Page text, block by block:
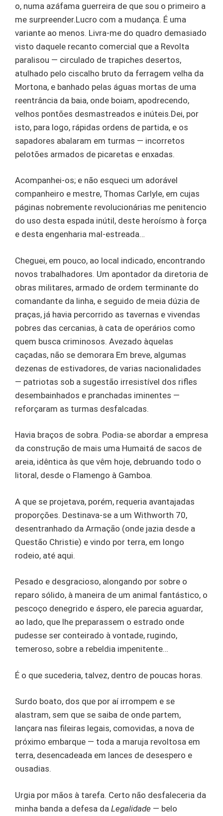
o, numa azáfama guerreira de que sou o primeiro a
me surpreender.Lucro com a mudança. É uma
variante ao menos. Livra-me do quadro demasiado
visto daquele recanto comercial que a Revolta
paralisou — circulado de trapiches desertos,
atulhado pelo ciscalho bruto da ferragem velha da
Mortona, e banhado pelas águas mortas de uma
reentrância da baia, onde boiam, apodrecendo,
velhos pontões desmastreados e inúteis.Dei, por
isto, para logo, rápidas ordens de partida, e os
sapadores abalaram em turmas — incorretos
pelotões armados de picaretas e enxadas.
Acompanhei-os; e não esqueci um adorável
companheiro e mestre, Thomas Carlyle, em cujas
páginas nobremente revolucionárias me penitencio
do uso desta espada inútil, deste heroísmo à força
e desta engenharia mal-estreada…
Cheguei, em pouco, ao local indicado, encontrando
novos trabalhadores. Um apontador da diretoria de
obras militares, armado de ordem terminante do
comandante da linha, e seguido de meia dúzia de
praças, já havia percorrido as tavernas e vivendas
pobres das cercanias, à cata de operários como
quem busca criminosos. Avezado àquelas
caçadas, não se demorara Em breve, algumas
dezenas de estivadores, de varias nacionalidades
— patriotas sob a sugestão irresistível dos rifles
desembainhados e pranchadas iminentes —
reforçaram as turmas desfalcadas.
Havia braços de sobra. Podia-se abordar a empresa
da construção de mais uma Humaitá de sacos de
areia, idêntica às que vêm hoje, debruando todo o
litoral, desde o Flamengo à Gamboa.
A que se projetava, porém, requeria avantajadas
proporções. Destinava-se a um Withworth 70,
desentranhado da Armação (onde jazia desde a
Questão Christie) e vindo por terra, em longo
rodeio, até aqui.
Pesado e desgracioso, alongando por sobre o
reparo sólido, à maneira de um animal fantástico, o
pescoço denegrido e áspero, ele parecia aguardar,
ao lado, que lhe preparassem o estrado onde
pudesse ser conteirado à vontade, rugindo,
temeroso, sobre a rebeldia impenitente…
É o que sucederia, talvez, dentro de poucas horas.
Surdo boato, dos que por aí irrompem e se
alastram, sem que se saiba de onde partem,
lançara nas fileiras legais, comovidas, a nova de
próximo embarque — toda a maruja revoltosa em
terra, desencadeada em lances de desespero e
ousadias.
Urgia por mãos à tarefa. Certo não desfaleceria da
minha banda a defesa da Legalidade — belo